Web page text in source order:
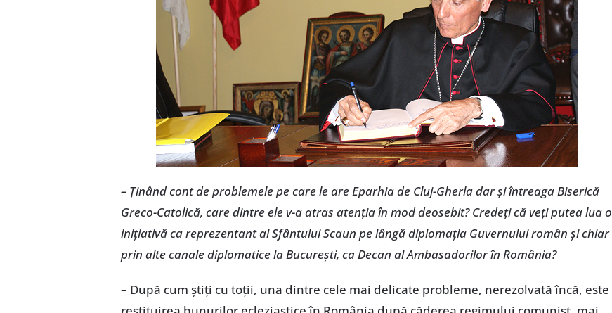
– Ţinând cont de problemele pe care le are Eparhia de Cluj-Gherla dar şi întreaga Biserică
Greco-Catolică, care dintre ele v-a atras atenţia în mod deosebit? Credeţi că veţi putea lua o
iniţiativă ca reprezentant al Sfântului Scaun pe lângă diplomaţia Guvernului român şi chiar
prin alte canale diplomatice la Bucureşti, ca Decan al Ambasadorilor în România?
– După cum ştiţi cu toţii, una dintre cele mai delicate probleme, nerezolvată încă, este